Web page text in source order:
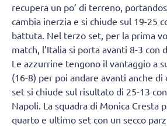
recupera un po’ di terreno,
cambia inerzia e si chiude sul 19-25
battuta. Nel terzo set, per la prima
match, l’Italia si porta avanti 8-3 con
Le azzurrine tengono il vantaggio a
(16-8) per poi andare avanti anche
set si chiude sul risultato di 25-13
Napoli. La squadra di Monica Cresta
quarto e ultimo set con un secco